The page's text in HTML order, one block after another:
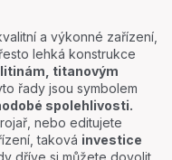
a výkonné zařízení,
lehká konstrukce
titanovým
řady jsou symbolem
spolehlivosti.
nebo editujete
taková investice
dříve si můžete dovolit